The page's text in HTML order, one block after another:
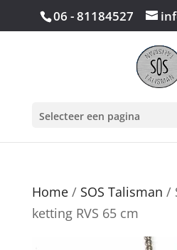
06 - 81184527
Selecteer een pagina
Home/ SOS Talisman /
ketting RVS 65 cm